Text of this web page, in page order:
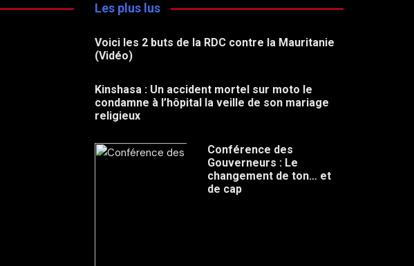
Les plus lus
Voici les 2 buts de la RDC contre la Mauritanie
(Vidéo)
Kinshasa : Un accident mortel sur moto le
condamne à l’hôpital la veille de son mariage
religieux
Conférence des
Gouverneurs : Le
changement de ton… et
de cap